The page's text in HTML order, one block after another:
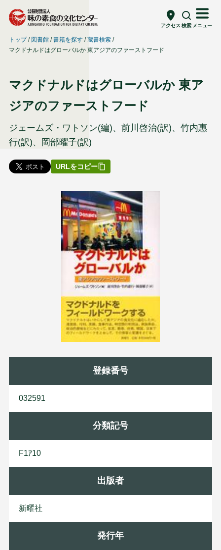
アクセス 検索 メニュー
トップ 図書館 書籍を探す
蔵書検索
マクドナルドはグローバルか 東アジアのファーストフード
マクドナルドはグローバルか 東ア
ジアのファーストフード
ジェームズ・ワトソン(編)、前川啓治(訳)、竹内惠
行(訳)、岡部曜子(訳)
URLをコピー
登録番号
032591
分類記号
F1ｱ10
出版者
新曜社
発行年